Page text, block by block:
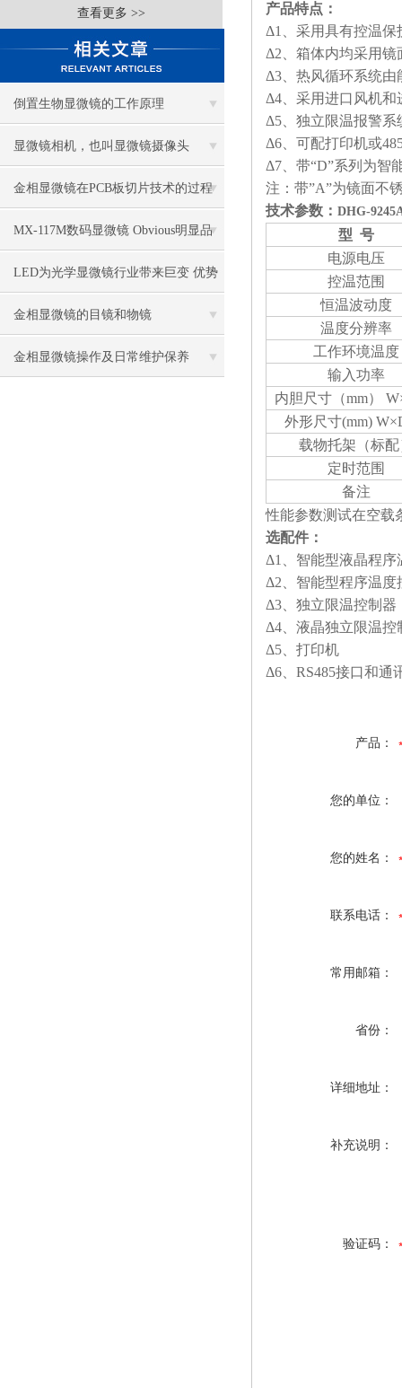
查看更多 >>
倒置生物显微镜的工作原理
显微镜相机，也叫显微镜摄像头
金相显微镜在PCB板切片技术的过程
控制中的作用
MX-117M数码显微镜 Obvious明显品
牌值得推荐
LED为光学显微镜行业带来巨变 优势
比传统卤素更明显
金相显微镜的目镜和物镜
金相显微镜操作及日常维护保养
产品特点：
Δ1、采用具有控温
Δ2、箱体内均采用
Δ3、热风循环系统
Δ4、采用进口风机
Δ5、独立限温报警
Δ6、可配打印机或
Δ7、带“D”系列为智
注：带”A”为镜面不
技术参数： DHG-
型 号
电源电压
控温范围
恒温波动度
温度分辨率
工作环境温度
输入功率
内胆尺寸（mm）
外形尺寸(mm)
载物托架（标配
定时范围
备注
性能参数测试在空载
选配件：
Δ1、智能型液晶程
Δ2、智能型程序温度
Δ3、独立限温控制器
Δ4、液晶独立限温控
Δ5、打印机
Δ6、RS485接口和通
产品：
您的单位：
您的姓名：
联系电话：
常用邮箱：
省份：
详细地址：
补充说明：
验证码：